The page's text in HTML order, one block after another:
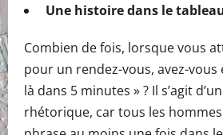
Une histoire dans le
Combien de fois, lorsque vous
pour un rendez-vous, avez-vous
là dans 5 minutes » ? Il s’agit
rhétorique, car tous les